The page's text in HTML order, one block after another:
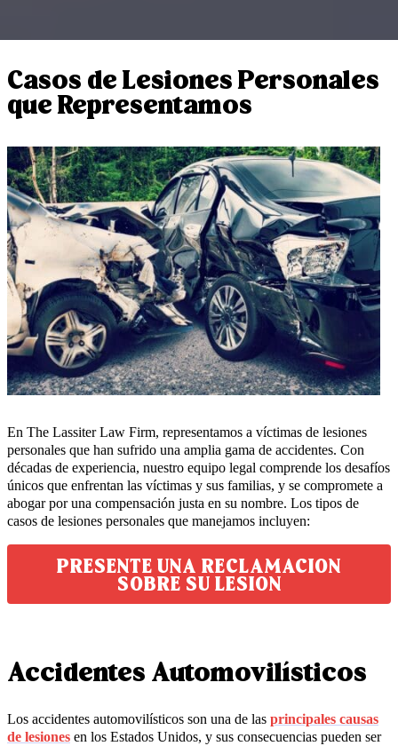
Casos de Lesiones Personales
que Representamos
En The Lassiter Law Firm, representamos a víctimas de lesiones
personales que han sufrido una amplia gama de accidentes. Con
décadas de experiencia, nuestro equipo legal comprende los desafíos
únicos que enfrentan las víctimas y sus familias, y se compromete a
abogar por una compensación justa en su nombre. Los tipos de
casos de lesiones personales que manejamos incluyen:
PRESENTE UNA RECLAMACION
SOBRE SU LESION
Accidentes Automovilísticos
Los accidentes automovilísticos son una de las principales causas
de lesiones en los Estados Unidos, y sus consecuencias pueden ser